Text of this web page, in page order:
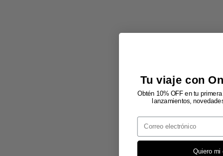
Tu viaje con
Obtén 10% OFF en tu
lanzamientos,
Email
Quiero mi